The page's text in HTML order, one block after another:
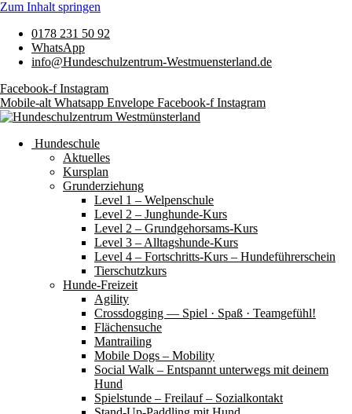
Zum Inhalt springen
0178 231 50 92
WhatsApp
info@Hundeschulzentrum-Westmuensterland.de
Facebook-f Instagram
Mobile-alt Whatsapp Envelope Facebook-f Instagram
Hundeschule
Aktuelles
Kursplan
Grunderziehung
Level 1 – Welpenschule
Level 2 – Junghunde-Kurs
Level 2 – Grundgehorsams-Kurs
Level 3 – Alltagshunde-Kurs
Level 4 – Fortschritts-Kurs – Hundeführerschein
Tierschutzkurs
Hunde-Freizeit
Agility
Crossdogging — Spiel · Spaß · Teamgefühl!
Flächensuche
Mantrailing
Mobile Dogs – Mobility
Social Walk – Entspannt unterwegs mit deinem
Hund
Spielstunde – Freilauf – Sozialkontakt